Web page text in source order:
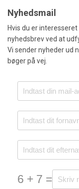
Nyhedsmail
Hvis du er
nyhedsbrev ved at
Vi sender nyheder ud
bøger på vej.
6 + 7 =